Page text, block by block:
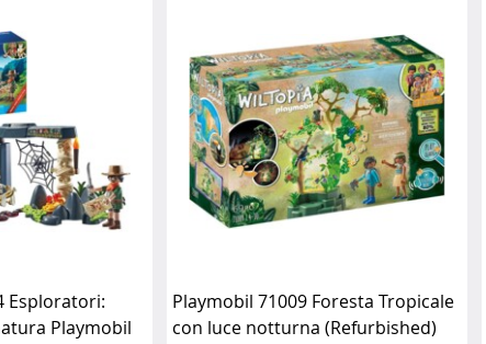
Esploratori:
Playmobil
Playmobil 71009 Foresta Tropicale
con luce notturna (Refurbished)